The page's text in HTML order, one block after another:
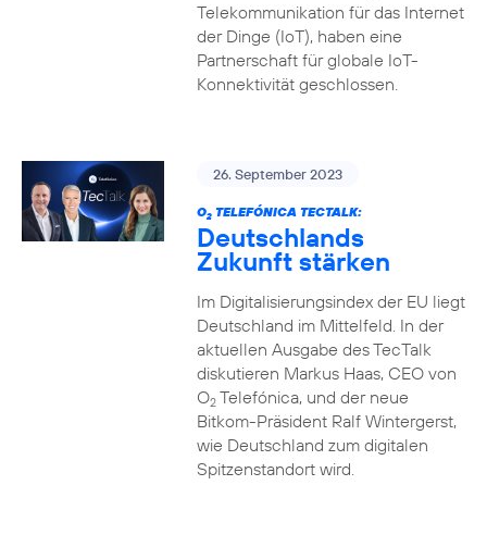
Telekommunikation für das Internet
der Dinge (IoT), haben eine
Partnerschaft für globale IoT-
Konnektivität geschlossen.
26. September 2023
O2TELEFÓNICA TECTALK:
Deutschlands
Zukunft stärken
Im Digitalisierungsindex der EU liegt
Deutschland im Mittelfeld. In der
aktuellen Ausgabe des TecTalk
diskutieren Markus Haas, CEO von
O2Telefónica, und der neue
Bitkom-Präsident Ralf Wintergerst,
wie Deutschland zum digitalen
Spitzenstandort wird.